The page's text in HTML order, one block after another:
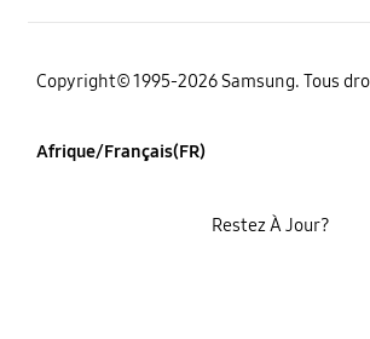
Copyright© 1995-2026 Samsung. Tous
Afrique/Français(FR)
Restez À Jour?